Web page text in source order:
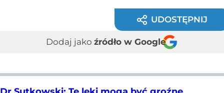
UDOSTĘPNIJ
Dodaj jako źródło w Google